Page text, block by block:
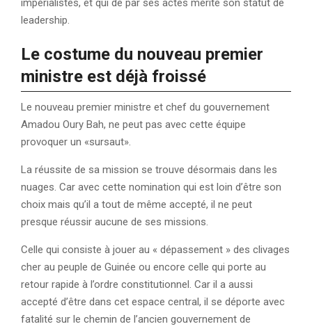
impérialistes, et qui de par ses actes mérite son statut de
leadership.
Le costume du nouveau premier
ministre est déjà froissé
Le nouveau premier ministre et chef du gouvernement
Amadou Oury Bah, ne peut pas avec cette équipe
provoquer un «sursaut».
La réussite de sa mission se trouve désormais dans les
nuages. Car avec cette nomination qui est loin d’être son
choix mais qu’il a tout de même accepté, il ne peut
presque réussir aucune de ses missions.
Celle qui consiste à jouer au « dépassement » des clivages
cher au peuple de Guinée ou encore celle qui porte au
retour rapide à l’ordre constitutionnel. Car il a aussi
accepté d’être dans cet espace central, il se déporte avec
fatalité sur le chemin de l’ancien gouvernement de